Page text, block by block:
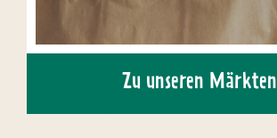
Zu unseren Märkten